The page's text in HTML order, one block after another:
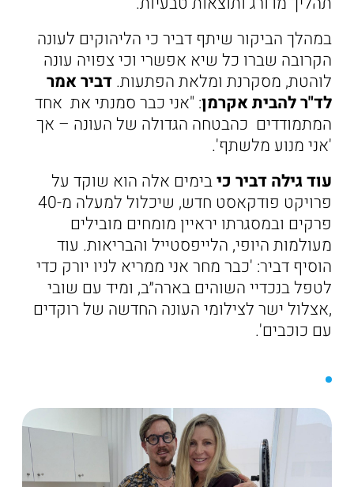
במהלך הביקור שיתף דביר כי הליהוקים לעונה
הקרובה שברו כל שיא אפשרי וכי צפויה עונה
לוהטת, מסקרנת ומלאת הפתעות.דביר אמר
לד"ר להבית אקרמן: "אני כבר סמנתי את אחד
המתמודדים כהבטחה הגדולה של העונה – אך
'אני מנוע מלשתף'.
עוד גילה דביר כיבימים אלה הוא שוקד על
פרויקט פודקאסט חדש, שיכלול למעלה מ-40
פרקים ובמסגרתו יראיין מומחים מובילים
מעולמות היופי, הלייפסטייל והבריאות. עוד
הוסיף דביר: 'כבר מחר אני ממריא לניו יורק כדי
לטפל בנכדיי השוהים בארה״ב, ומיד עם שובי
,אצלול ישר לצילומי העונה החדשה של רוקדים
עם כוכבים'.